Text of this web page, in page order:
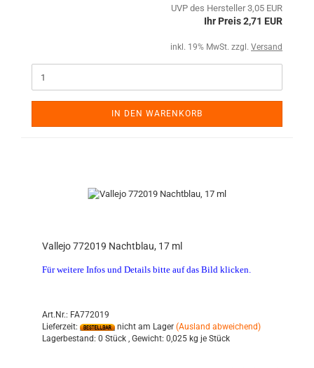
UVP des Hersteller 3,05 EUR
Ihr Preis 2,71 EUR
inkl. 19% MwSt. zzgl. Versand
IN DEN WARENKORB
Vallejo 772019 Nachtblau, 17 ml
Für weitere Infos und Details bitte auf das Bild klicken.
Art.Nr.: FA772019
Lieferzeit:
nicht am Lager (Ausland abweichend)
Lagerbestand: 0 Stück , Gewicht: 0,025 kg je Stück